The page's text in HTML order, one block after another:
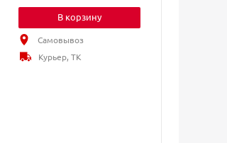
В корзину
Самовывоз
Курьер, ТК